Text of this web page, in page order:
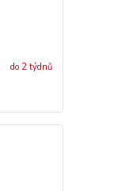
do 2 týdnů